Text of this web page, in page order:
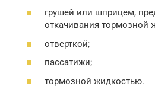
грушей или шприцем,
откачивания тормозной
отверткой;
пассатижи;
тормозной жидкостью.